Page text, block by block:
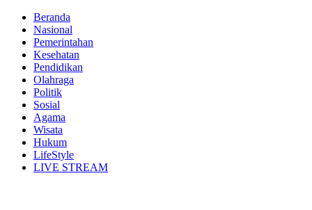
Beranda
Nasional
Pemerintahan
Kesehatan
Pendidikan
Olahraga
Politik
Sosial
Agama
Wisata
Hukum
LifeStyle
LIVE STREAM